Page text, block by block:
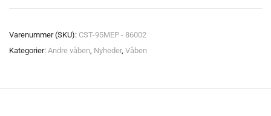
Varenummer (SKU): CST-95MEP - 86002
Kategorier: Andre våben, Nyheder, Våben